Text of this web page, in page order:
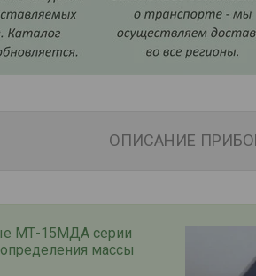
ОПИСАНИЕ
МТ-15МДА серии
массы